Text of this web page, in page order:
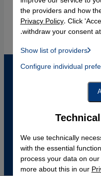
We use technically
with the essential
process your data on
more about this in our
the providers and how
Privacy Policy. Click
withdraw your consent
Show list of providers
Instagram Embed,
Facebook
Configure individual